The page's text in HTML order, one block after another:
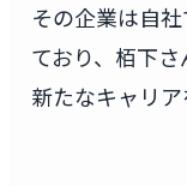
その企業は自
ており、栢下さ
新たなキャリア